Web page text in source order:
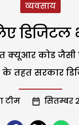
व्यवसाय
डिजिटल
क्यूआर कोड
तहत सरकार
टीम सितम्बर